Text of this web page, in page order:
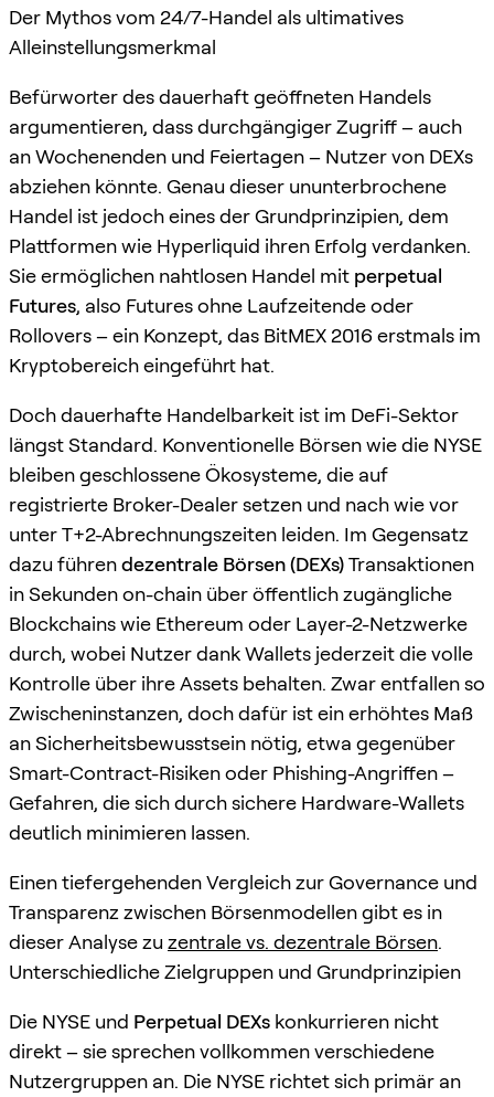
Der Mythos vom 24/7-Handel als ultimatives
Alleinstellungsmerkmal
Befürworter des dauerhaft geöffneten Handels
argumentieren, dass durchgängiger Zugriff – auch
an Wochenenden und Feiertagen – Nutzer von DEXs
abziehen könnte. Genau dieser ununterbrochene
Handel ist jedoch eines der Grundprinzipien, dem
Plattformen wie Hyperliquid ihren Erfolg verdanken.
Sie ermöglichen nahtlosen Handel mit perpetual
Futures, also Futures ohne Laufzeitende oder
Rollovers – ein Konzept, das BitMEX 2016 erstmals im
Kryptobereich eingeführt hat.
Doch dauerhafte Handelbarkeit ist im DeFi-Sektor
längst Standard. Konventionelle Börsen wie die NYSE
bleiben geschlossene Ökosysteme, die auf
registrierte Broker-Dealer setzen und nach wie vor
unter T+2-Abrechnungszeiten leiden. Im Gegensatz
dazu führendezentrale Börsen (DEXs)Transaktionen
in Sekunden on-chain über öffentlich zugängliche
Blockchains wie Ethereum oder Layer-2-Netzwerke
durch, wobei Nutzer dank Wallets jederzeit die volle
Kontrolle über ihre Assets behalten. Zwar entfallen so
Zwischeninstanzen, doch dafür ist ein erhöhtes Maß
an Sicherheitsbewusstsein nötig, etwa gegenüber
Smart-Contract-Risiken oder Phishing-Angriffen –
Gefahren, die sich durch sichere Hardware-Wallets
deutlich minimieren lassen.
Einen tiefergehenden Vergleich zur Governance und
Transparenz zwischen Börsenmodellen gibt es in
dieser Analyse zu zentrale vs. dezentrale Börsen.
Unterschiedliche Zielgruppen und Grundprinzipien
Die NYSE und Perpetual DEXs konkurrieren nicht
direkt – sie sprechen vollkommen verschiedene
Nutzergruppen an. Die NYSE richtet sich primär an